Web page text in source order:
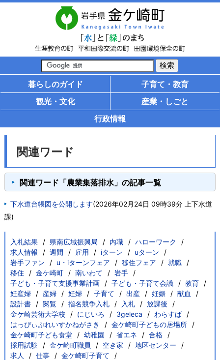
暮らしのガイド
子育て・教育
観光・文化
産業・しごと
行政情報
関連ワード
関連ワード「農業集落排水」の記事一覧
下水道台帳図を公開します(2026年02月24日 09時39分 上下水道
課)
入札結果 県南広域振興局 内職
ハローワーク
求人情報
週間 雇用 iターン
uターン
岩手ファン
u・iターンフェア 移住フェア
就職
移住
金ケ崎町 南いわて
岩手
子ども・子育て支援事業計画
子ども・子育て会議
教育
妊産婦
産婦 妊婦 子育て 出産 妊娠
献血
設計書
閲覧 指名競争入札 入札
放課後
金ケ崎芸術大学校
にじいろ 3geleca
わらすば
はっぴぃぷれいすかねがさき
金ケ崎町子どもの居場所
金ケ崎町子ども食堂
幼稚園 省エネ
合格
採用試験
金ケ崎町職員 空き家
地区センター
求人
仕事
金ケ崎町子育て